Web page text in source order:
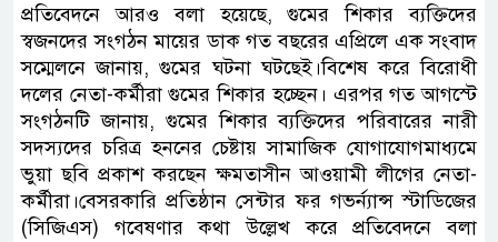
প্রতিবেদনে আরও বলা হয়েছে, গুমের শিকার ব্যক্তিদের
স্বজনদের সংগঠন মায়ের ডাক গত বছরের এপ্রিলে এক সংবাদ
সম্মেলনে জানায়, গুমের ঘটনা ঘটছেই।বিশেষ করে বিরোধী
দলের নেতা-কর্মীরা গুমের শিকার হচ্ছেন। এরপর গত আগস্টে
সংগঠনটি জানায়, গুমের শিকার ব্যক্তিদের পরিবারের নারী
সদস্যদের চরিত্র হননের চেষ্টায় সামাজিক যোগাযোগমাধ্যমে
ভুয়া ছবি প্রকাশ করছেন ক্ষমতাসীন আওয়ামী লীগের নেতা-
কর্মীরা।বেসরকারি প্রতিষ্ঠান সেন্টার ফর গভর্ন্যান্স স্টাডিজের
(সিজিএস) গবেষণার কথা উল্লেখ করে প্রতিবেদনে বলা